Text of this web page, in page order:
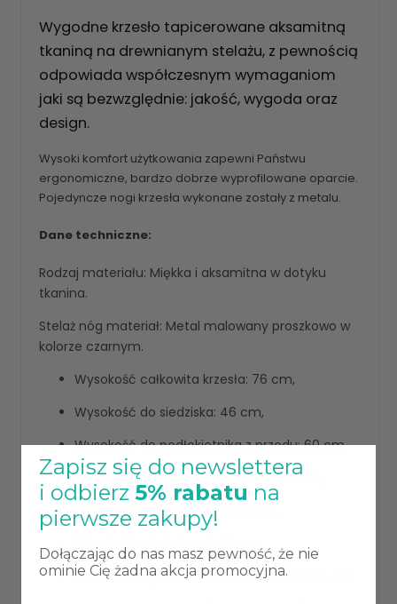
Wygodne krzesło tapicerowane aksamitną
tkaniną na drewnianym stelażu, z pewnością
odpowiada współczesnym wymaganiom
jaki są bezwzględnie: jakość, wygoda oraz
design.
Wysoki komfort użytkowania zapewni Państwu
ergonomiczne, bardzo dobrze wyprofilowane oparcie.
Pojedyncze nogi krzesła wykonane zostały z metalu.
Dane techniczne:
Rodzaj materiału: Miękka i aksamitna w dotyku
tkanina.
Stelaż nóg materiał: Metal malowany proszkowo w
kolorze czarnym.
Wysokość całkowita krzesła: 76 cm,
Wysokość do siedziska: 46 cm,
Wysokość do podłokietnika z przodu: 60 cm,
Wysokość podłokietnika do szwu: 62 cm,
Wysokość nóg przednich: 42 cm,
Wysokość nóg tylnych: 41 cm,
Głębokość oparcia wraz z siedziskiem: 54 cm,
Zapisz się do newslettera
i odbierz 5% rabatu na
pierwsze zakupy!
Dołączając do nas masz pewność, że nie
ominie Cię żadna akcja promocyjna.